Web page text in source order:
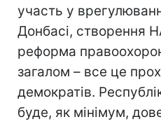
участь у
Донбасі, створення
реформа
загалом – все це
демократів.
буде, як мінімум,